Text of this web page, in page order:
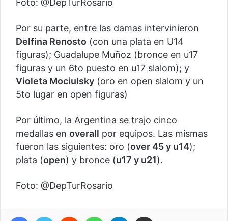
Foto: @DepTurRosario
Por su parte, entre las damas intervinieron
Delfina Renosto (con una plata en U14
figuras); Guadalupe Muñoz (bronce en u17
figuras y un 6to puesto en u17 slalom); y
Violeta Mociulsky (oro en open slalom y un
5to lugar en open figuras)
Por último, la Argentina se trajo cinco
medallas en overall por equipos. Las mismas
fueron las siguientes: oro (over 45 y u14);
plata (open) y bronce (u17 y u21).
Foto: @DepTurRosario
Facebook
Twitter Reddit WhatsAppTelegram